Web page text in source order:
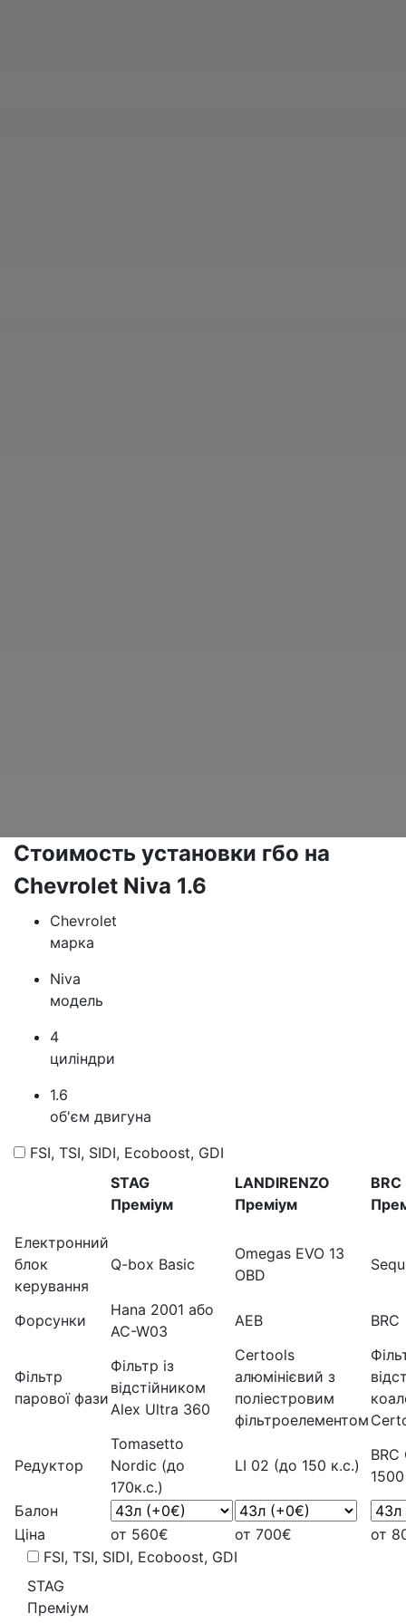
Стоимость установки гбо на
Chevrolet Niva 1.6
Chevrolet
марка
Niva
модель
4
циліндри
1.6
об'єм двигуна
FSI, TSI, SIDI, Ecoboost, GDI
STAG
Преміум
LANDIRENZO
Преміум
BRC
Електронний
блок
керування
Q-box Basic
Omegas EVO 13
OBD
Форсунки
Hana 2001 або
AC-W03
AEB BRC
Фільтр
парової фази
Фільтр із
відстійником
Alex Ultra 360
Certools
алюмінієвий з
поліестровим
фільтроелементом
Редуктор
Tomasetto
Nordic (до
170к.с.)
LI 02 (до 150 к.с.)
BRC
1500
Балон
Ціна
от 560€ от 700€
от
FSI, TSI, SIDI, Ecoboost, GDI
STAG
Преміум